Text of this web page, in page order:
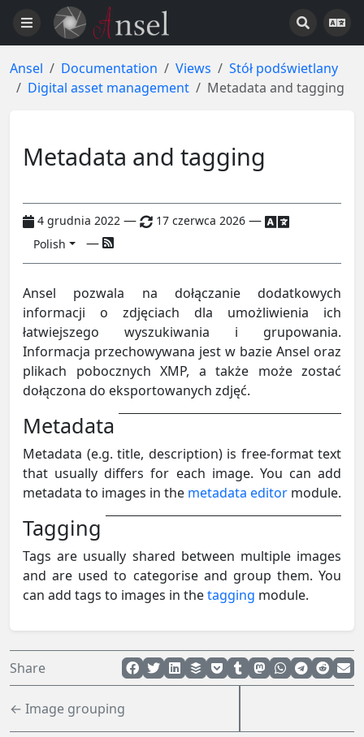
Ansel Documentation Views
Stół podświetlany
Digital asset management
Metadata and tagging
Metadata and tagging
4 grudnia 2022 — 17 czerwca 2026 —
Polish —
Ansel pozwala na dołączanie dodatkowych
informacji o zdjęciach dla umożliwienia ich
łatwiejszego wyszukiwania i grupowania.
Informacja przechowywana jest w bazie Ansel oraz
plikach pobocznych XMP, a także może zostać
dołączona do eksportowanych zdjęć.
Metadata
Metadata (e.g. title, description) is free-format text
that usually differs for each image. You can add
metadata to images in the metadata editor module.
Tagging
Tags are usually shared between multiple images
and are used to categorise and group them. You
can add tags to images in thetagging module.
Share
← Image grouping